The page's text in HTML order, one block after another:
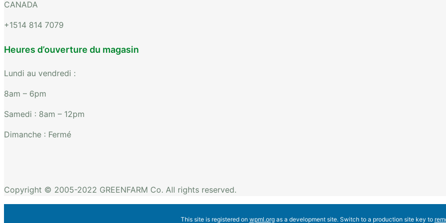
CANADA
+1514 814 7079
Heures d’ouverture du magasin
Lundi au vendredi :
8am – 6pm
Samedi : 8am – 12pm
Dimanche : Fermé
Copyright © 2005-2022 GREENFARM Co. All rights reserved.
This site is registered on wpml.orgas a development site. Switch to a production site key to